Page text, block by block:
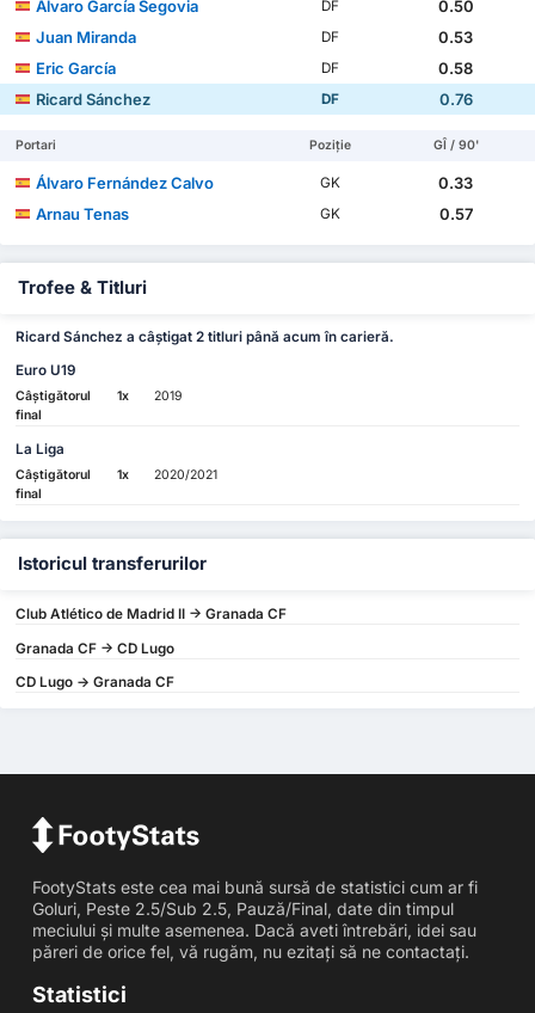
Álvaro García Segovia
DF
0.50
Juan Miranda
DF
0.53
Eric García
DF
0.58
Ricard Sánchez
DF 0.76
Portari Poziție GÎ / 90'
Álvaro Fernández Calvo GK
0.33
Arnau Tenas
GK 0.57
Trofee & Titluri
Ricard Sánchez a câștigat 2 titluri până acum în carieră.
Euro U19
Câștigătorul
final
1x 2019
La Liga
Câștigătorul
final
1x 2020/2021
Istoricul transferurilor
Club Atlético de Madrid II -> Granada CF
Granada CF -> CD Lugo
CD Lugo -> Granada CF
FootyStats este cea mai bună sursă de statistici cum ar fi
Goluri, Peste 2.5/Sub 2.5, Pauză/Final, date din timpul
meciului și multe asemenea. Dacă aveti întrebări, idei sau
păreri de orice fel, vă rugăm, nu ezitați să ne contactați.
Statistici